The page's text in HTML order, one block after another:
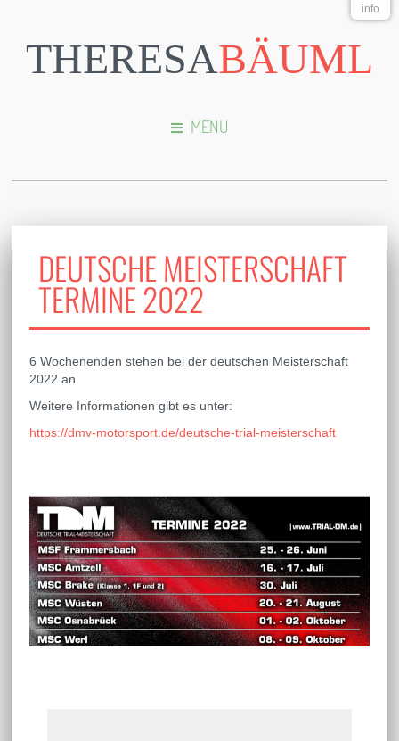
info
THERESABÄUML
MENU
DEUTSCHE MEISTERSCHAFT
TERMINE 2022
6 Wochenenden stehen bei der deutschen Meisterschaft
2022 an.
Weitere Informationen gibt es unter:
https://dmv-motorsport.de/deutsche-trial-meisterschaft